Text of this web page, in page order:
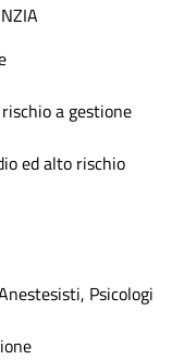
a gestione
ed alto rischio
Psicologi